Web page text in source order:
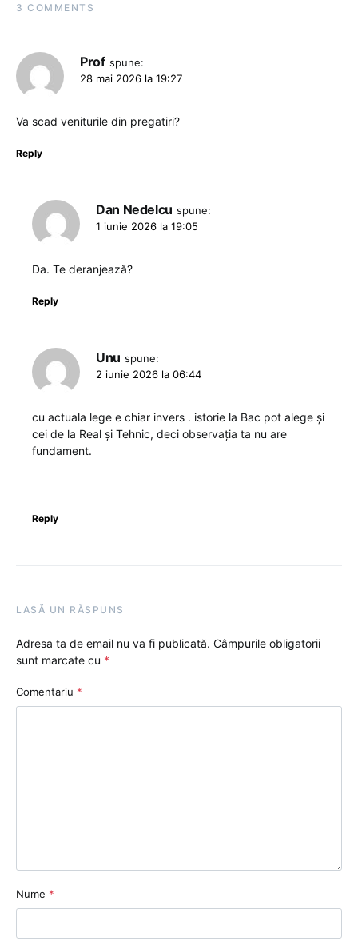
3 COMMENTS
Prof spune:
28 mai 2026 la 19:27
Va scad veniturile din pregatiri?
Reply
Dan Nedelcu spune:
1 iunie 2026 la 19:05
Da. Te deranjează?
Reply
Unu spune:
2 iunie 2026 la 06:44
cu actuala lege e chiar invers . istorie la Bac pot alege și
cei de la Real și Tehnic, deci observația ta nu are
fundament.
Reply
LASĂ UN RĂSPUNS
Adresa ta de email nu va fi publicată. Câmpurile obligatorii
sunt marcate cu *
Comentariu *
Nume *